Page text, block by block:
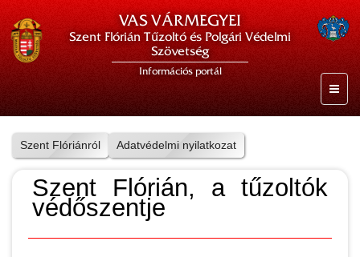
VAS VÁRMEGYEI
Szent Flórián Tűzoltó és Polgári Védelmi
Szövetség
Információs portál
Szent Flóriánról Adatvédelmi nyilatkozat
Szent Flórián, a tűzoltók
védőszentje